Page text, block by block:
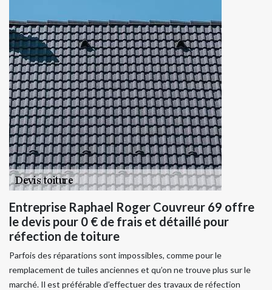
Entreprise Raphael Roger Couvreur 69 offre
le devis pour 0 € de frais et détaillé pour
réfection de toiture
Parfois des réparations sont impossibles, comme pour le
remplacement de tuiles anciennes et qu’on ne trouve plus sur le
marché. Il est préférable d’effectuer des travaux de réfection